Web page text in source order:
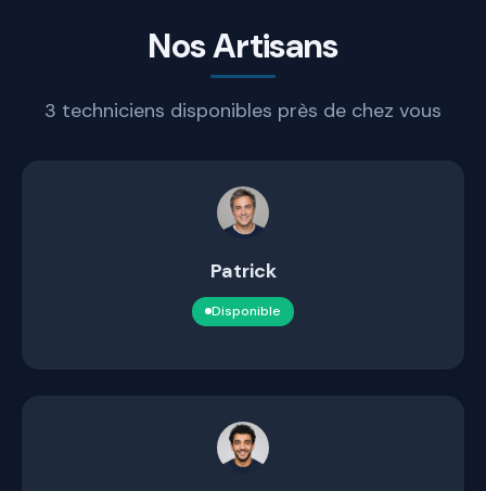
Nos Artisans
3 techniciens disponibles près de chez vous
Patrick
Disponible